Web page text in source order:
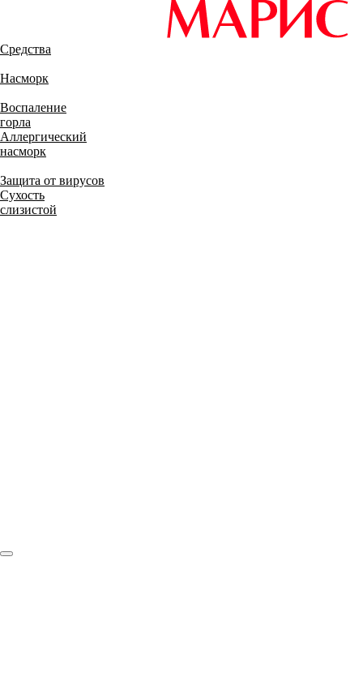
Средства
Насморк
Воспаление
горла
Аллергический
насморк
Защита от вирусов
Сухость
слизистой